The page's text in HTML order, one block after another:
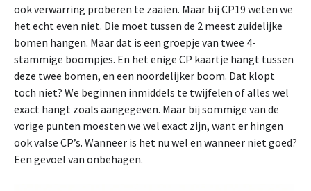
ook verwarring proberen te zaaien. Maar bij CP19 weten we
het echt even niet. Die moet tussen de 2 meest zuidelijke
bomen hangen. Maar dat is een groepje van twee 4-
stammige boompjes. En het enige CP kaartje hangt tussen
deze twee bomen, en een noordelijker boom. Dat klopt
toch niet? We beginnen inmiddels te twijfelen of alles wel
exact hangt zoals aangegeven. Maar bij sommige van de
vorige punten moesten we wel exact zijn, want er hingen
ook valse CP’s. Wanneer is het nu wel en wanneer niet goed?
Een gevoel van onbehagen.